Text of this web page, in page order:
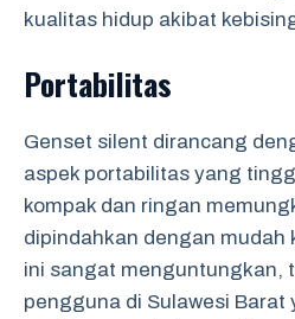
kualitas hidup akibat
Portabilitas
Genset silent dirancang
aspek portabilitas yang
kompak dan ringan
dipindahkan dengan mudah
ini sangat menguntungkan,
pengguna di Sulawesi Barat